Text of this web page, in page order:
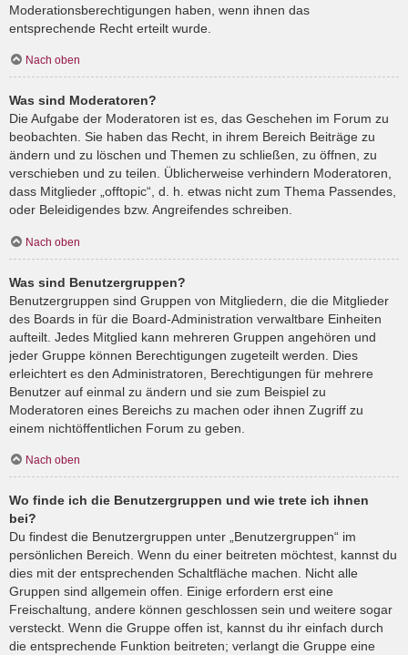
Moderationsberechtigungen haben, wenn ihnen das
entsprechende Recht erteilt wurde.
Nach oben
Was sind Moderatoren?
Die Aufgabe der Moderatoren ist es, das Geschehen im Forum zu
beobachten. Sie haben das Recht, in ihrem Bereich Beiträge zu
ändern und zu löschen und Themen zu schließen, zu öffnen, zu
verschieben und zu teilen. Üblicherweise verhindern Moderatoren,
dass Mitglieder „offtopic“, d. h. etwas nicht zum Thema Passendes,
oder Beleidigendes bzw. Angreifendes schreiben.
Nach oben
Was sind Benutzergruppen?
Benutzergruppen sind Gruppen von Mitgliedern, die die Mitglieder
des Boards in für die Board-Administration verwaltbare Einheiten
aufteilt. Jedes Mitglied kann mehreren Gruppen angehören und
jeder Gruppe können Berechtigungen zugeteilt werden. Dies
erleichtert es den Administratoren, Berechtigungen für mehrere
Benutzer auf einmal zu ändern und sie zum Beispiel zu
Moderatoren eines Bereichs zu machen oder ihnen Zugriff zu
einem nichtöffentlichen Forum zu geben.
Nach oben
Wo finde ich die Benutzergruppen und wie trete ich ihnen
bei?
Du findest die Benutzergruppen unter „Benutzergruppen“ im
persönlichen Bereich. Wenn du einer beitreten möchtest, kannst du
dies mit der entsprechenden Schaltfläche machen. Nicht alle
Gruppen sind allgemein offen. Einige erfordern erst eine
Freischaltung, andere können geschlossen sein und weitere sogar
versteckt. Wenn die Gruppe offen ist, kannst du ihr einfach durch
die entsprechende Funktion beitreten; verlangt die Gruppe eine